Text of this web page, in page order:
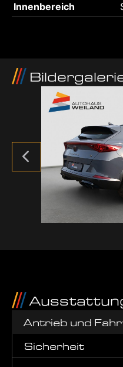
Innenbereich
Antrieb und
Sicherheit